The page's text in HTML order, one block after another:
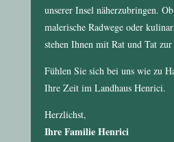
unserer Insel näherzubringen.
malerische Radwege oder
stehen Ihnen mit Rat und Tat zur
Fühlen Sie sich bei uns wie zu
Ihre Zeit im Landhaus Henrici.
Herzlichst,
Ihre Familie Henrici